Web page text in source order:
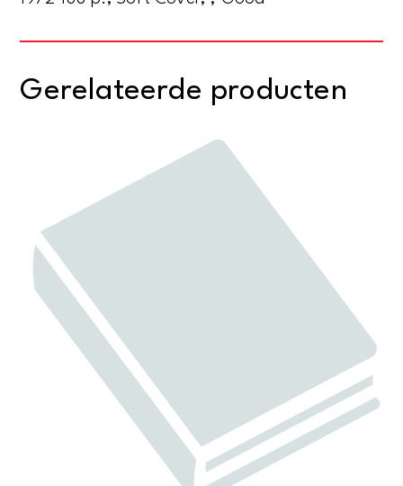
Gerelateerde producten